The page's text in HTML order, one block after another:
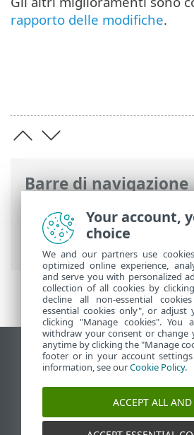
Barre di navigazione
Guida online ESET>ESET
Introduzione a ESET
funzioni
rapporto delle modifiche.
Visualizza sito desktop
End of Life
ESET Knowledge Base
ESET Status Portal
Your account,
choice
We and our partners use
optimized online experience,
and serve you with personalized
collection of all cookies by
decline all non-essential
essential cookies only", or adjust
clicking "Manage cookies".
withdraw your consent or change
anytime by clicking the "Manage
footer or in your account
information, see ourCookie Policy.
ACCEPT ALL AND